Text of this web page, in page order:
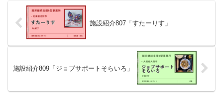
施設紹介807「すたーりす」
施設紹介809「ジョブサポートそらいろ」